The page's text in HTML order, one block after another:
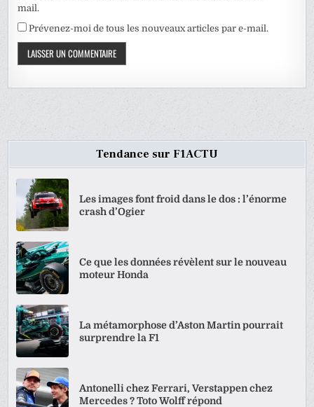
mail.
Prévenez-moi de tous les nouveaux articles par e-mail.
Tendance sur F1ACTU
Les images font froid dans le dos : l’énorme
crash d’Ogier
Ce que les données révèlent sur le nouveau
moteur Honda
La métamorphose d’Aston Martin pourrait
surprendre la F1
Antonelli chez Ferrari, Verstappen chez
Mercedes ? Toto Wolff répond